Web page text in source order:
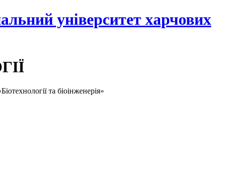
університет харчових
та біоінженерія»